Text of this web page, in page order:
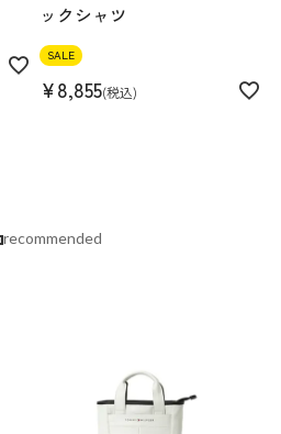
ックシャツ
SALE
¥8,855 税込
recommended